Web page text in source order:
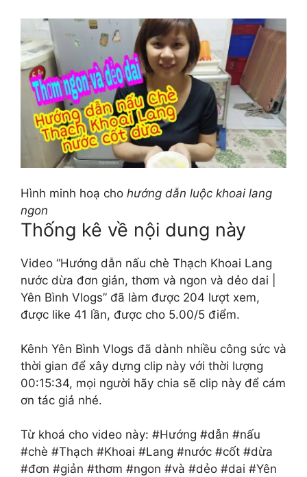
Hình minh hoạ cho hướng dẫn luộc khoai lang
ngon
Thống kê về nội dung này
Video “Hướng dẫn nấu chè Thạch Khoai Lang
nước dừa đơn giản, thơm và ngon và dẻo dai |
Yên Bình Vlogs” đã làm được 204 lượt xem,
được like 41 lần, được cho 5.00/5 điểm.
Kênh Yên Bình Vlogs đã dành nhiều công sức và
thời gian để xây dựng clip này với thời lượng
00:15:34, mọi người hãy chia sẽ clip này để cám
ơn tác giả nhé.
Từ khoá cho video này: #Hướng #dẫn #nấu
#chè #Thạch #Khoai #Lang #nước #cốt #dừa
#đơn #giản #thơm #ngon #và #dẻo #dai #Yên